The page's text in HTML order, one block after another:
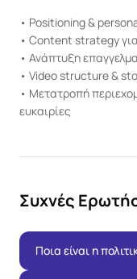
• Positioning &
• Content strategy
• Ανάπτυξη
• Video structure &
• Μετατροπή
ευκαιρίες
Συχνές
Ποια είναι η